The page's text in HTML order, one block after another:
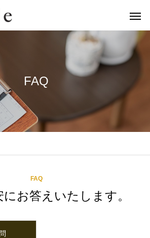
カット
の抜け毛対
メンズスキンケア
「クレンジングの次は“
FAQ
FAQ
お答えいたします。